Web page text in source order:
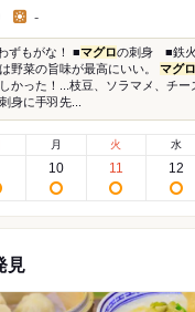
-
ずもがな！ ■マグロの刺身 ■鉄火
野菜の旨味が最高にいい。 マグロ
かった！...枝豆、ソラマメ、チー
身に手羽先...
月
10
火
11
水
12
見